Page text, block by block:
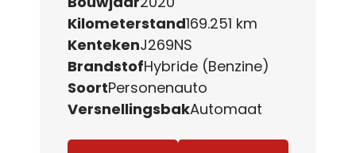
Kilometerstand169.251 km
KentekenJ269NS
BrandstofHybride (Benzine)
SoortPersonenauto
VersnellingsbakAutomaat